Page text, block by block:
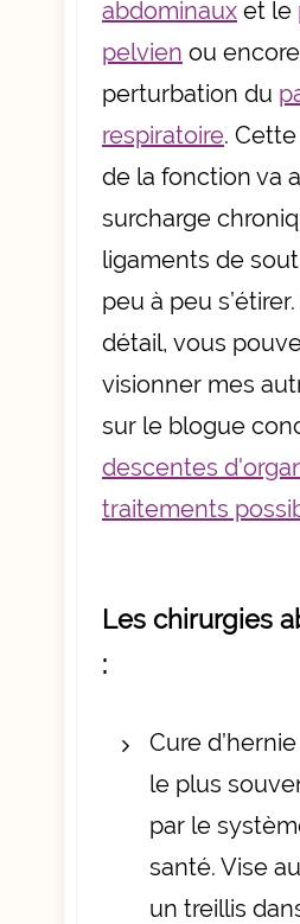
abdominaux et le
pelvien ou
perturbation du
respiratoire.
de la fonction va
surcharge
ligaments de
peu à peu
détail, vous
visionner mes
sur le blogue
descentes
traitements
Les chirurgies
:
Cure
le plus
par le
santé. Vise
un treillis